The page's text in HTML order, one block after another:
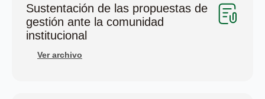
Sustentación de las propuestas de
gestión ante la comunidad
institucional
Ver archivo